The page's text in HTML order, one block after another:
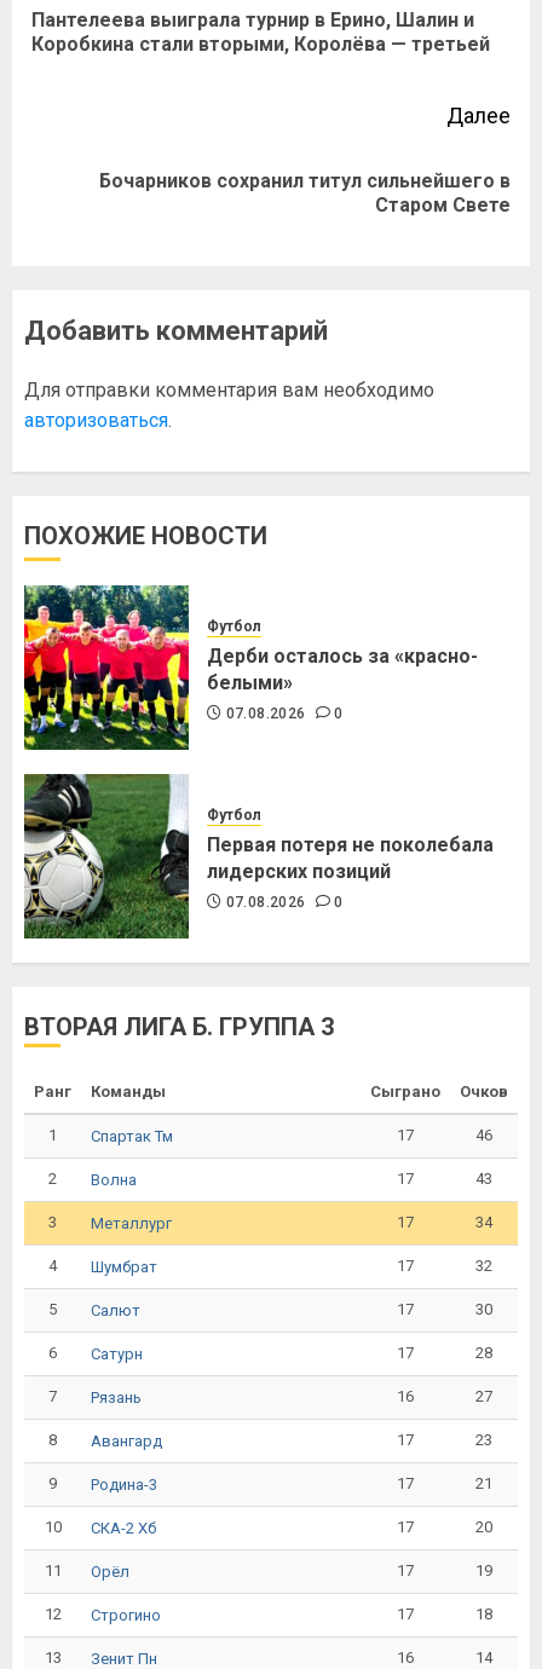
Пантелеева выиграла турнир в Ерино, Шалин и
Коробкина стали вторыми, Королёва — третьей
Далее
Бочарников сохранил титул сильнейшего в
Старом Свете
Добавить комментарий
Для отправки комментария вам необходимо
авторизоваться.
ПОХОЖИЕ НОВОСТИ
Футбол
Дерби осталось за «красно-
белыми»
07.08.2026 0
Футбол
Первая потеря не поколебала
лидерских позиций
07.08.2026 0
ВТОРАЯ ЛИГА Б. ГРУППА 3
Ранг Команды Сыграно Очков
1 Спартак Тм 17 46
2 Волна 17 43
3 Металлург 17 34
4 Шумбрат 17 32
5 Салют 17 30
6 Сатурн 17 28
7 Рязань 16 27
8 Авангард 17 23
9 Родина-3 17 21
10 СКА-2 Хб 17 20
11 Орёл 17 19
12 Строгино 17 18
13 Зенит Пн 16 14